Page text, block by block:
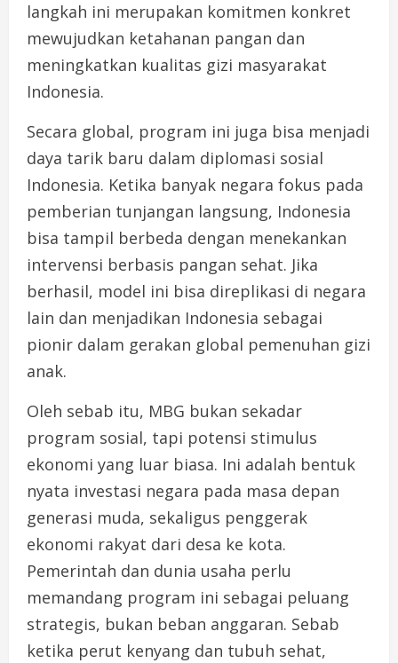
langkah ini merupakan komitmen konkret
mewujudkan ketahanan pangan dan
meningkatkan kualitas gizi masyarakat
Indonesia.
Secara global, program ini juga bisa menjadi
daya tarik baru dalam diplomasi sosial
Indonesia. Ketika banyak negara fokus pada
pemberian tunjangan langsung, Indonesia
bisa tampil berbeda dengan menekankan
intervensi berbasis pangan sehat. Jika
berhasil, model ini bisa direplikasi di negara
lain dan menjadikan Indonesia sebagai
pionir dalam gerakan global pemenuhan gizi
anak.
Oleh sebab itu, MBG bukan sekadar
program sosial, tapi potensi stimulus
ekonomi yang luar biasa. Ini adalah bentuk
nyata investasi negara pada masa depan
generasi muda, sekaligus penggerak
ekonomi rakyat dari desa ke kota.
Pemerintah dan dunia usaha perlu
memandang program ini sebagai peluang
strategis, bukan beban anggaran. Sebab
ketika perut kenyang dan tubuh sehat,